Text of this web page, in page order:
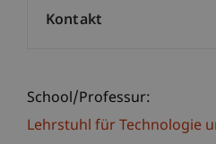
School/Professur:
Lehrstuhl für Technologie
Kontakt